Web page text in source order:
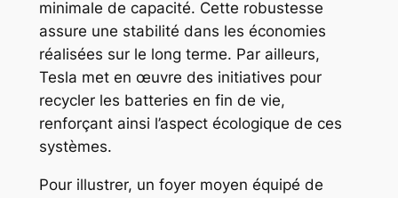
minimale de capacité. Cette robustesse
assure une stabilité dans les économies
réalisées sur le long terme. Par ailleurs,
Tesla met en œuvre des initiatives pour
recycler les batteries en fin de vie,
renforçant ainsi l’aspect écologique de ces
systèmes.
Pour illustrer, un foyer moyen équipé de